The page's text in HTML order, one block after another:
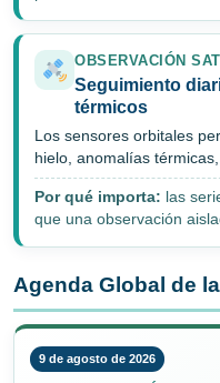
OBSERVACIÓN
Seguimiento
térmicos
Los sensores orbitales
hielo, anomalías
Por qué importa: las
que una observación
Agenda Global de
9 de agosto de 2026